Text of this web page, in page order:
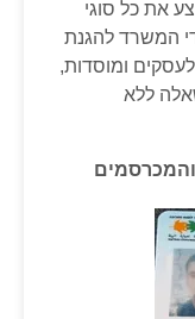
את כל סוגי
המשרד להגנת
ומוסדות,
ללא